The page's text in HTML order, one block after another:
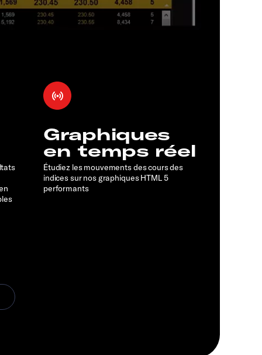
Graphiques
en temps réel
Étudiez les mouvements des cours des
indices sur nos graphiques HTML 5
performants